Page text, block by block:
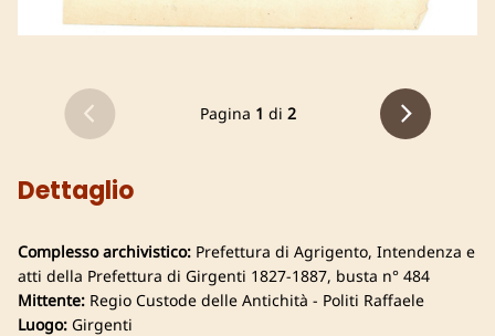
Pagina 1 di 2
Dettaglio
Complesso archivistico: Prefettura di Agrigento, Intendenza e
atti della Prefettura di Girgenti 1827-1887, busta n° 484
Mittente: Regio Custode delle Antichità - Politi Raffaele
Luogo: Girgenti